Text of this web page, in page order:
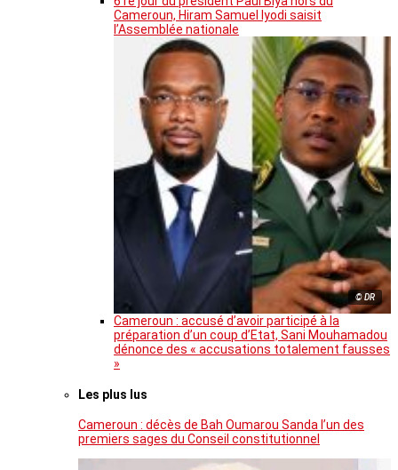
Cameroun, Hiram Samuel Iyodi saisit
l’Assemblée nationale
© DR
Cameroun : accusé d’avoir participé à la
préparation d’un coup d’Etat, Sani Mouhamadou
dénonce des « accusations totalement fausses
»
Les plus lus
Cameroun : décès de Bah Oumarou Sanda l’un des
premiers sages du Conseil constitutionnel